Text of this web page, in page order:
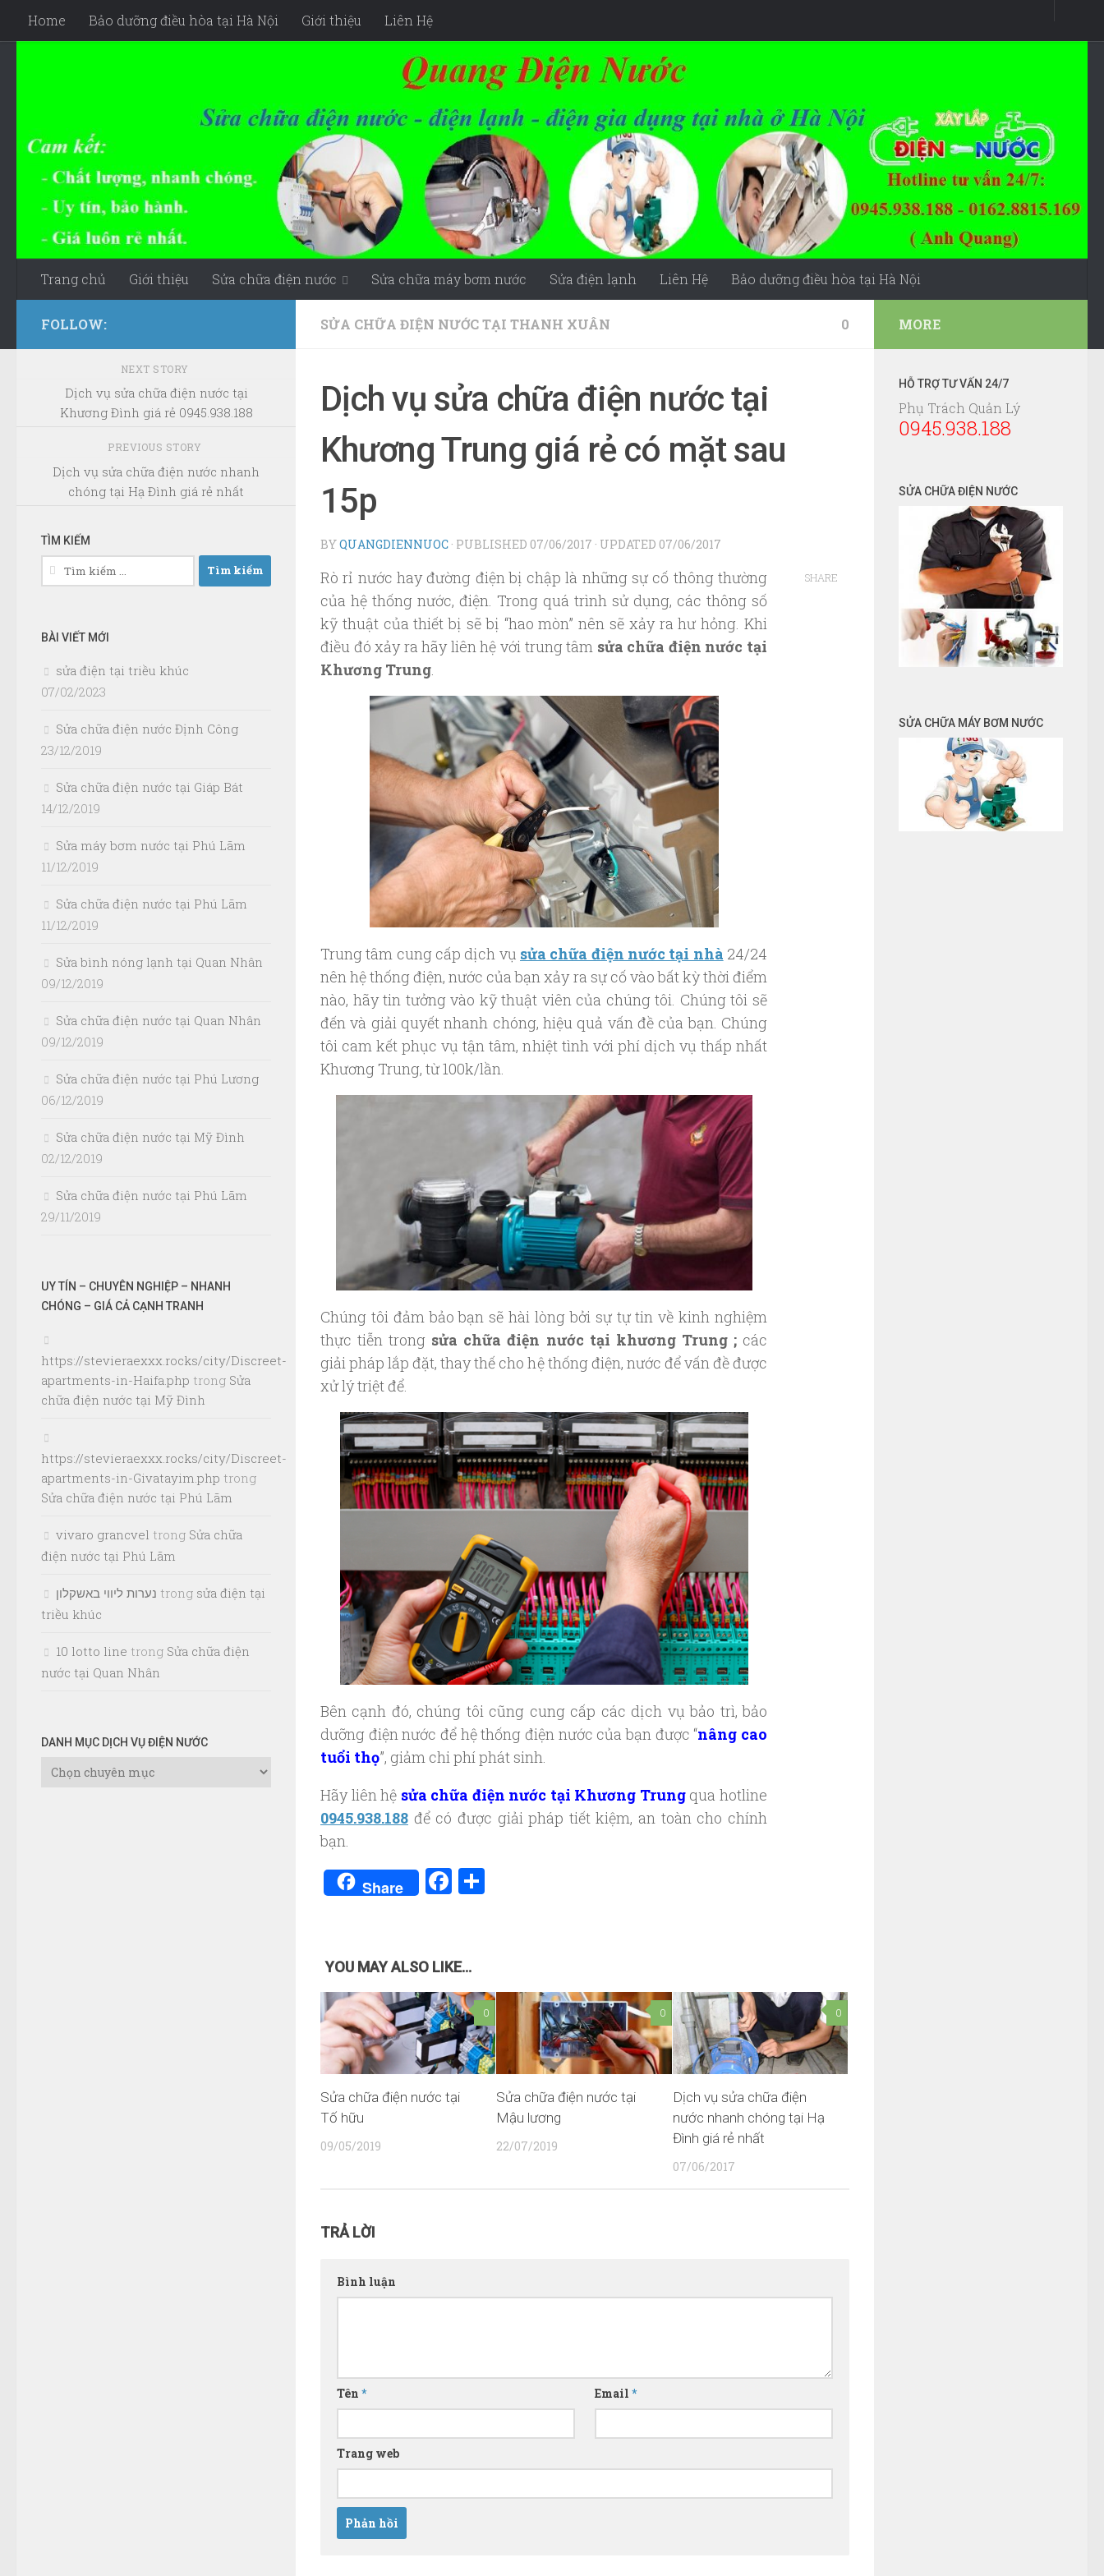
Skip to content
Home Bảo dưỡng điều hòa tại Hà Nội Giới thiệu Liên Hệ
Trang chủ Giới thiệu Sửa chữa điện nước Sửa chữa máy bơm nước Sửa điện lạnh Liên Hệ Bảo dưỡng điều hòa tại Hà Nội
SỬA CHỮA ĐIỆN NƯỚC TẠI THANH XUÂN 0
Dịch vụ sửa chữa điện nước tại
Khương Trung giá rẻ có mặt sau
15p
BYQUANGDIENNUOC · PUBLISHED 07/06/2017 · UPDATED 07/06/2017
Rò rỉ nước hay đường điện bị chập là những sự cố thông thường
của hệ thống nước, điện. Trong quá trình sử dụng, các thông số
kỹ thuật của thiết bị sẽ bị “hao mòn” nên sẽ xảy ra hư hỏng. Khi
điều đó xảy ra hãy liên hệ với trung tâm sửa chữa điện nước tại
Khương Trung
Trung tâm cung cấp dịch vụ sửa chữa điện nước tại nhà 24/24
nên hệ thống điện, nước của bạn xảy ra sự cố vào bất kỳ thời điểm
nào, hãy tin tưởng vào kỹ thuật viên của chúng tôi. Chúng tôi sẽ
đến và giải quyết nhanh chóng, hiệu quả vấn đề của bạn. Chúng
tôi cam kết phục vụ tận tâm, nhiệt tình với phí dịch vụ thấp nhất
Khương Trung, từ 100k/lần.
Chúng tôi đảm bảo bạn sẽ hài lòng bởi sự tự tin về kinh nghiệm
thực tiễn trong sửa chữa điện nước tại khương Trung ; các
giải pháp lắp đặt, thay thế cho hệ thống điện, nước để vấn đề được
xử lý triệt để.
Bên cạnh đó, chúng tôi cũng cung cấp các dịch vụ bảo trì, bảo
dưỡng điện nước để hệ thống điện nước của bạn được “nâng cao
tuổi thọ”, giảm chi phí phát sinh.
Hãy liên hệ sửa chữa điện nước tại Khương Trungqua hotline
0945.938.188 để có được giải pháp tiết kiệm, an toàn cho chính
bạn.
Share Facebook
SHARE
YOU MAY ALSO LIKE...
0
Sửa chữa điện nước tại
Tố hữu
09/05/2019
0
Sửa chữa điện nước tại
Mậu lương
22/07/2019
0
Dịch vụ sửa chữa điện
nước nhanh chóng tại Hạ
Đình giá rẻ nhất
07/06/2017
TRẢ LỜI
Bình luận
Tên * Email*
Trang web
FOLLOW:
NEXT STORY
Dịch vụ sửa chữa điện nước tại
Khương Đình giá rẻ 0945.938.188
PREVIOUS STORY
Dịch vụ sửa chữa điện nước nhanh
chóng tại Hạ Đình giá rẻ nhất
TÌM KIẾM
Tìm
kiếm
BÀI VIẾT MỚI
sửa điện tại triều khúc
07/02/2023
Sửa chữa điện nước Định Công
23/12/2019
Sửa chữa điện nước tại Giáp Bát
14/12/2019
Sửa máy bơm nước tại Phú Lãm
11/12/2019
Sửa chữa điện nước tại Phú Lãm
11/12/2019
Sửa bình nóng lạnh tại Quan Nhân
09/12/2019
Sửa chữa điện nước tại Quan Nhân
09/12/2019
Sửa chữa điện nước tại Phú Lương
06/12/2019
Sửa chữa điện nước tại Mỹ Đình
02/12/2019
Sửa chữa điện nước tại Phú Lãm
29/11/2019
UY TÍN – CHUYÊN NGHIỆP – NHANH
CHÓNG – GIÁ CẢ CẠNH TRANH
https://stevieraexxx.rocks/city/Discreet-
apartments-in-Haifa.php trong Sửa
chữa điện nước tại Mỹ Đình
https://stevieraexxx.rocks/city/Discreet-
apartments-in-Givatayim.php trong
Sửa chữa điện nước tại Phú Lãm
vivaro grancvel trong Sửa chữa
điện nước tại Phú Lãm
נערות ליווי באשקלון trong sửa điện tại
triều khúc
10 lotto line trong Sửa chữa điện
nước tại Quan Nhân
DANH MỤC DỊCH VỤ ĐIỆN NƯỚC
Danh
MORE
HỖ TRỢ TƯ VẤN 24/7
Phụ Trách Quản Lý
0945.938.188
SỬA CHỮA ĐIỆN NƯỚC
SỬA CHỮA MÁY BƠM NƯỚC